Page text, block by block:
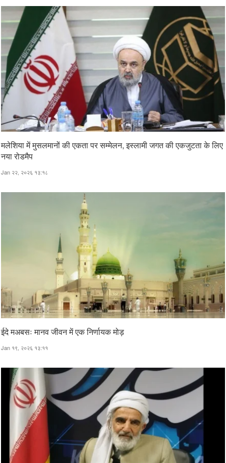
मलेशिया में मुसलमानों की एकता पर सम्मेलन, इस्लामी जगत की एकजुटता के लिए
नया रोडमैप
Jan २२, २०२६ १३:१८
ईदे मअबसः मानव जीवन में एक निर्णायक मोड़
Jan १९, २०२६ १३:११